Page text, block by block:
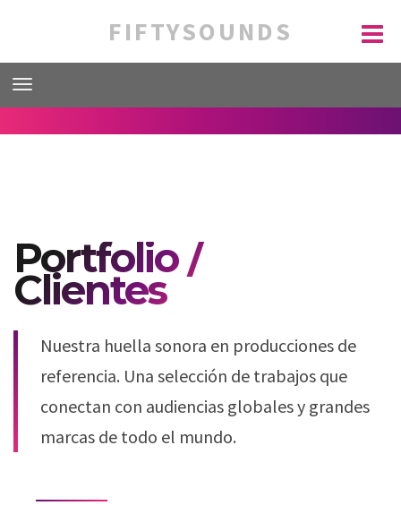
FIFTYSOUNDS
Portfolio /
Clientes
Nuestra huella sonora en producciones de
referencia. Una selección de trabajos que
conectan con audiencias globales y grandes
marcas de todo el mundo.